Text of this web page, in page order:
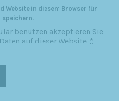
Website in diesem Browser für
speichern.
benützen akzeptieren Sie
auf dieser Website. *